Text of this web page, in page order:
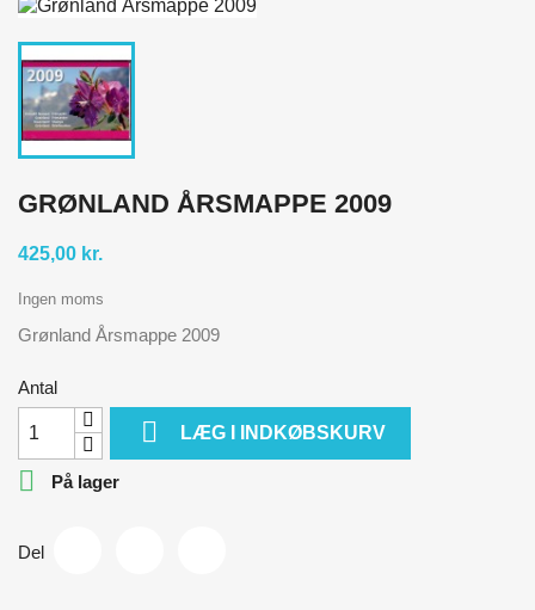
GRØNLAND ÅRSMAPPE 2009
425,00 kr.
Ingen moms
Grønland Årsmappe 2009
Antal
 LÆG I INDKØBSKURV
 På lager
Del